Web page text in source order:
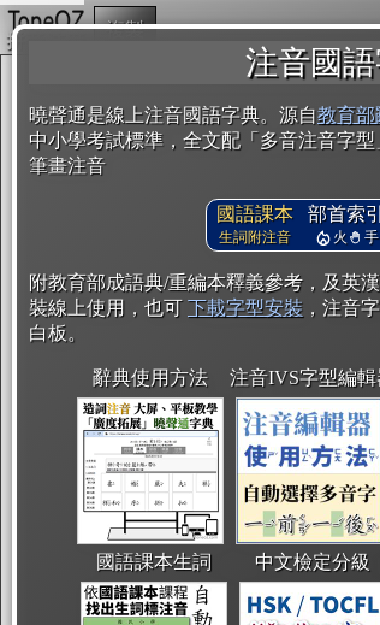
注音國
曉聲通是線上注音國語字典。源自教育部
中小學考試標準，全文配「多音注音字
筆畫注音
國語課本
生詞附注音
部首索
火 手
附教育部成語典/重編本釋義參考，及英
裝線上使用，也可 下載字型安裝 ，注音
白板。
辭典使用方法 注音IVS字型編輯
國語課本生詞 中文檢定分級
複製